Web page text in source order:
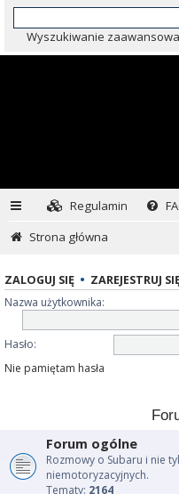
Wyszukiwanie
Regulamin
Strona główna
ZALOGUJ SIĘ • ZAREJESTRUJ
Nazwa użytkownika:
Hasło:
Nie pamiętam hasła
Forum ogólne
Rozmowy o Subaru i nie
niemotoryzacyjnych.
Tematy: 2164